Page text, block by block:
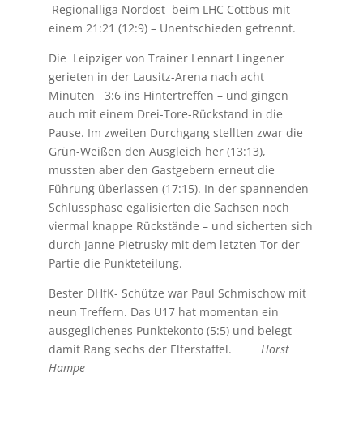
Regionalliga Nordost beim LHC Cottbus mit
einem 21:21 (12:9) – Unentschieden getrennt.
Die Leipziger von Trainer Lennart Lingener
gerieten in der Lausitz-Arena nach acht
Minuten 3:6 ins Hintertreffen – und gingen
auch mit einem Drei-Tore-Rückstand in die
Pause. Im zweiten Durchgang stellten zwar die
Grün-Weißen den Ausgleich her (13:13),
mussten aber den Gastgebern erneut die
Führung überlassen (17:15). In der spannenden
Schlussphase egalisierten die Sachsen noch
viermal knappe Rückstände – und sicherten sich
durch Janne Pietrusky mit dem letzten Tor der
Partie die Punkteteilung.
Bester DHfK- Schütze war Paul Schmischow mit
neun Treffern. Das U17 hat momentan ein
ausgeglichenes Punktekonto (5:5) und belegt
damit Rang sechs der Elferstaffel. Horst
Hampe